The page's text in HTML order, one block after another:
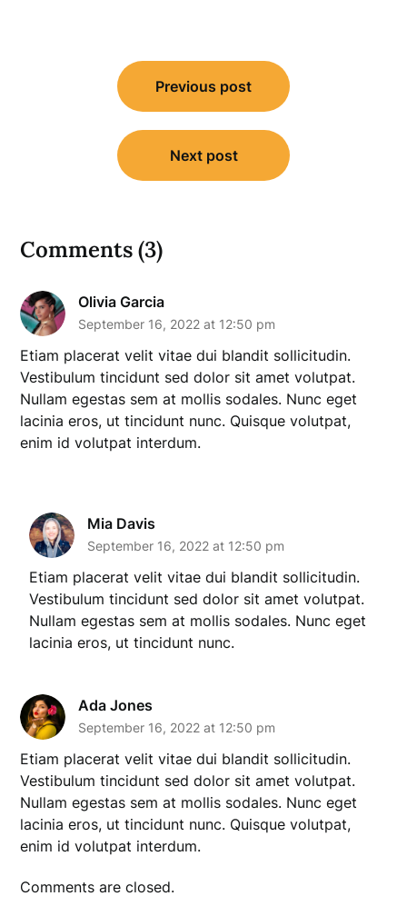
navigation
Previous post
Next post
Comments (3)
Olivia Garcia
September 16, 2022 at 12:50 pm
Etiam placerat velit vitae dui blandit sollicitudin.
Vestibulum tincidunt sed dolor sit amet volutpat.
Nullam egestas sem at mollis sodales. Nunc eget
lacinia eros, ut tincidunt nunc. Quisque volutpat,
enim id volutpat interdum.
Mia Davis
September 16, 2022 at 12:50 pm
Etiam placerat velit vitae dui blandit sollicitudin.
Vestibulum tincidunt sed dolor sit amet volutpat.
Nullam egestas sem at mollis sodales. Nunc eget
lacinia eros, ut tincidunt nunc.
Ada Jones
September 16, 2022 at 12:50 pm
Etiam placerat velit vitae dui blandit sollicitudin.
Vestibulum tincidunt sed dolor sit amet volutpat.
Nullam egestas sem at mollis sodales. Nunc eget
lacinia eros, ut tincidunt nunc. Quisque volutpat,
enim id volutpat interdum.
Comments are closed.